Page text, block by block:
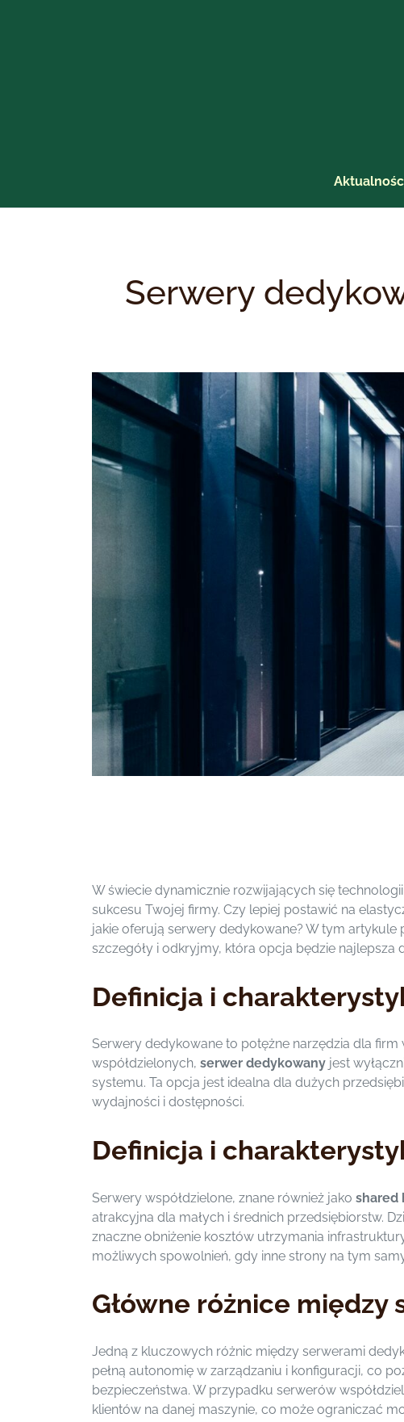
Serwery
W świecie dynamicznie rozwijających się
sukcesu Twojej firmy. Czy lepiej postawić na
jakie oferują serwery dedykowane? W tym
szczegóły i odkryjmy, która opcja będzie najlepsza
Definicja i
Serwery dedykowane to potężne narzędzia dla
współdzielonych, serwer dedykowany jest
systemu. Ta opcja jest idealna dla dużych
wydajności i dostępności.
Definicja i
Serwery współdzielone, znane również jako shared
atrakcyjna dla małych i średnich przedsiębiorstw.
znaczne obniżenie kosztów utrzymania
możliwych spowolnień, gdy inne strony na tym
Główne różnice
Jedną z kluczowych różnic między serwerami
pełną autonomię w zarządzaniu i konfiguracji, co
bezpieczeństwa. W przypadku serwerów
klientów na danej maszynie, co może ograniczać